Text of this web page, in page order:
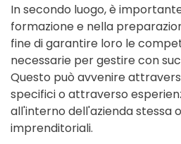
In secondo luogo, è
formazione e nella
fine di garantire loro le
necessarie per gestire con
Questo può avvenire
specifici o attraverso
all'interno dell'azienda stessa
imprenditoriali.